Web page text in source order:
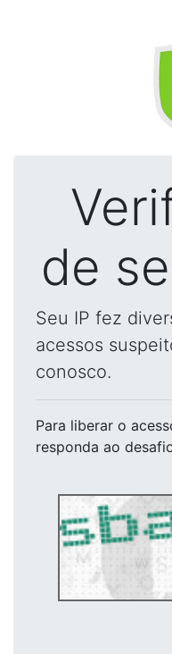
de
Seu IP fez
acessos
conosco.
Para liberar o
responda ao